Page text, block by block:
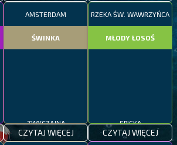
AMSTERDAM
ŚWINKA
ZWYCZAJNA
CZYTAJ WIĘCEJ
RZEKA ŚW. WAWRZYŃCA
MŁODY ŁOSOŚ
EPICKA
CZYTAJ WIĘCEJ